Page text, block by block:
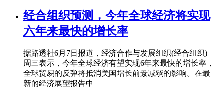
经合组织预测，今年全球经济将实现
六年来最快的增长率
据路透社6月7日报道，经济合作与发展组织(经合组织)
周三表示，今年全球经济有望实现6年来最快的增长率，
全球贸易的反弹将抵消美国增长前景减弱的影响。在最
新的经济展望报告中